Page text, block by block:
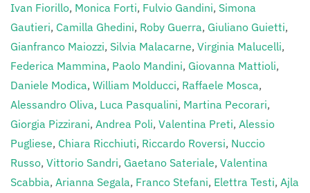
Ivan Fiorillo, Monica Forti, Fulvio Gandini, Simona
Gautieri, Camilla Ghedini, Roby Guerra, Giuliano Guietti,
Gianfranco Maiozzi, Silvia Malacarne, Virginia Malucelli,
Federica Mammina, Paolo Mandini, Giovanna Mattioli,
Daniele Modica, William Molducci, Raffaele Mosca,
Alessandro Oliva, Luca Pasqualini, Martina Pecorari,
Giorgia Pizzirani, Andrea Poli, Valentina Preti, Alessio
Pugliese, Chiara Ricchiuti, Riccardo Roversi, Nuccio
Russo, Vittorio Sandri, Gaetano Sateriale, Valentina
Scabbia, Arianna Segala, Franco Stefani, Elettra Testi, Ajla